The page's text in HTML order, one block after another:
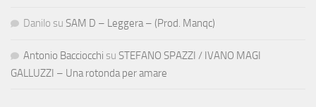
Danilo su SAM D – Leggera – (Prod. Manqc)
Antonio Bacciocchi su STEFANO SPAZZI / IVANO MAGI
GALLUZZI – Una rotonda per amare